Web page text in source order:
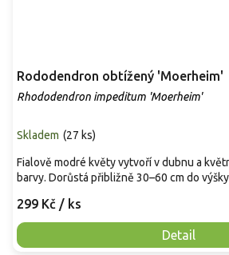
Rododendron obtížený 'Moerheim'
Rhododendron impeditum 'Moerheim'
Skladem (27 ks)
299 Kč / ks
Detail
Fialově modré květy vytvoří v dubnu a
barvy. Dorůstá přibližně 30–60 cm do